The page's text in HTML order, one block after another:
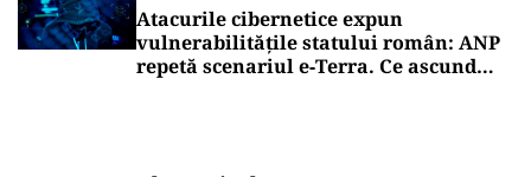
Atacurile cibernetice expun
vulnerabilitățile statului român: ANP
repetă scenariul e‑Terra. Ce ascund